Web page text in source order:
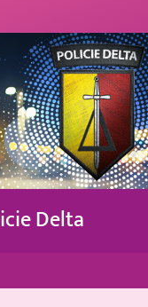
Delta